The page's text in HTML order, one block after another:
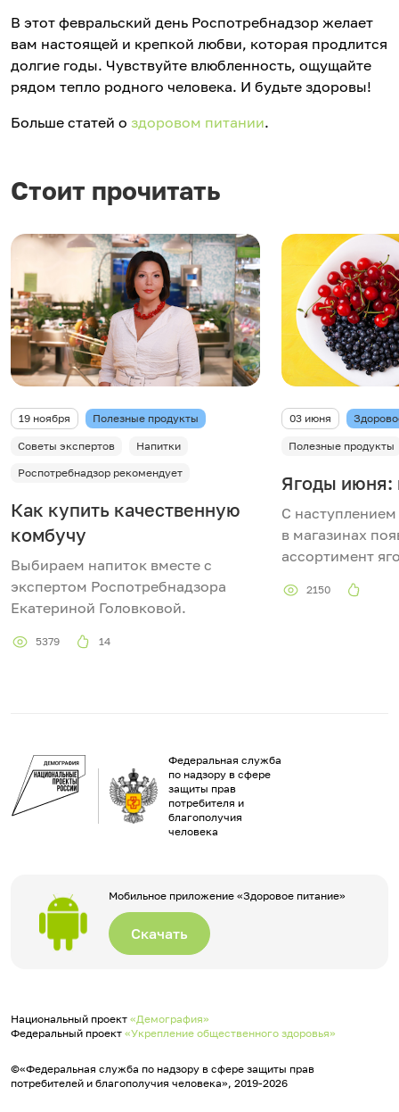
В этот февральский день Роспотребнадзор желает
вам настоящей и крепкой любви, которая продлится
долгие годы. Чувствуйте влюбленность, ощущайте
рядом тепло родного человека. И будьте здоровы!
Больше статей о здоровом питании.
Стоит прочитать
19 ноября Полезные продукты
Советы экспертов
Напитки
Роспотребнадзор рекомендует
Как купить качественную
комбучу
Выбираем напиток вместе с
экспертом Роспотребнадзора
Екатериной Головковой.
5379 14
03 июня
Полезные продукты
Ягоды июня:
С
в магазинах
ассортимент
2150
Федеральная служба
по надзору в сфере
защиты прав
потребителя и
благополучия
человека
Мобильное приложение «Здоровое питание»
Скачать
Национальный проект «Демография»
Федеральный проект «Укрепление общественного здоровья»
©«Федеральная служба по надзору в сфере защиты прав
потребителей и благополучия человека», 2019-2026